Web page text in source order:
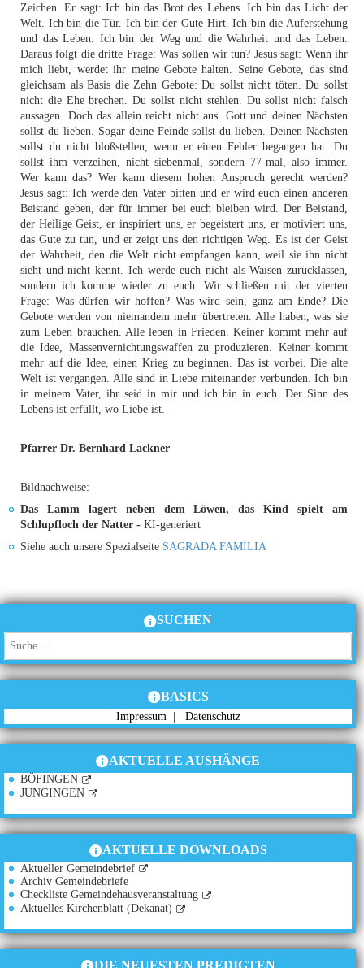
Zeichen. Er sagt: Ich bin das Brot des Lebens. Ich bin das Licht der
Welt. Ich bin die Tür. Ich bin der Gute Hirt. Ich bin die Auferstehung
und das Leben. Ich bin der Weg und die Wahrheit und das Leben.
Daraus folgt die dritte Frage: Was sollen wir tun? Jesus sagt: Wenn ihr
mich liebt, werdet ihr meine Gebote halten. Seine Gebote, das sind
gleichsam als Basis die Zehn Gebote: Du sollst nicht töten. Du sollst
nicht die Ehe brechen. Du sollst nicht stehlen. Du sollst nicht falsch
aussagen. Doch das allein reicht nicht aus. Gott und deinen Nächsten
sollst du lieben. Sogar deine Feinde sollst du lieben. Deinen Nächsten
sollst du nicht bloßstellen, wenn er einen Fehler begangen hat. Du
sollst ihm verzeihen, nicht siebenmal, sondern 77-mal, also immer.
Wer kann das? Wer kann diesem hohen Anspruch gerecht werden?
Jesus sagt: Ich werde den Vater bitten und er wird euch einen anderen
Beistand geben, der für immer bei euch bleiben wird. Der Beistand,
der Heilige Geist, er inspiriert uns, er begeistert uns, er motiviert uns,
das Gute zu tun, und er zeigt uns den richtigen Weg. Es ist der Geist
der Wahrheit, den die Welt nicht empfangen kann, weil sie ihn nicht
sieht und nicht kennt. Ich werde euch nicht als Waisen zurücklassen,
sondern ich komme wieder zu euch. Wir schließen mit der vierten
Frage: Was dürfen wir hoffen? Was wird sein, ganz am Ende? Die
Gebote werden von niemandem mehr übertreten. Alle haben, was sie
zum Leben brauchen. Alle leben in Frieden. Keiner kommt mehr auf
die Idee, Massenvernichtungswaffen zu produzieren. Keiner kommt
mehr auf die Idee, einen Krieg zu beginnen. Das ist vorbei. Die alte
Welt ist vergangen. Alle sind in Liebe miteinander verbunden. Ich bin
in meinem Vater, ihr seid in mir und ich bin in euch. Der Sinn des
Lebens ist erfüllt, wo Liebe ist.
Pfarrer Dr. Bernhard Lackner
Bildnachweise:
Das Lamm lagert neben dem Löwen, das Kind spielt am
Schlupfloch der Natter - KI-generiert
Siehe auch unsere Spezialseite SAGRADA FAMILIA
SUCHEN
Suchen
BASICS
Impressum Datenschutz
AKTUELLE AUSHÄNGE
BÖFINGEN
JUNGINGEN
AKTUELLE DOWNLOADS
Aktueller Gemeindebrief
Archiv Gemeindebriefe
Checkliste Gemeindehausveranstaltung
Aktuelles Kirchenblatt (Dekanat)
DIE NEUESTEN PREDIGTEN